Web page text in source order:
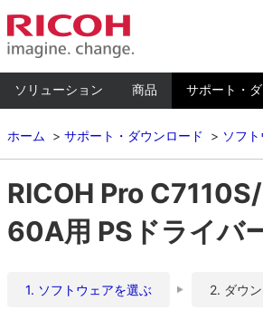
ソリューション 商品 サポート・
ホーム サポート・ダウンロード ソフ
RICOH Pro
60A用 PSドライバ
1. ソフトウェアを選ぶ 2. ダウ